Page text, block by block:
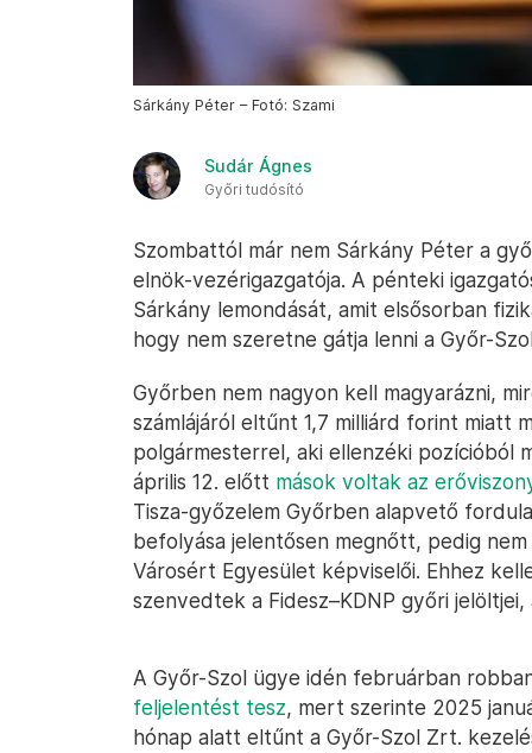
Sárkány Péter – Fotó: Szami
Sudár Ágnes
Győri tudósító
Szombattól már nem Sárkány Péter a
elnök-vezérigazgatója. A pénteki
Sárkány lemondását, amit elsősorban
hogy nem szeretne gátja lenni a Győr-
Győrben nem nagyon kell magyarázni,
számlájáról eltűnt 1,7 milliárd forint miatt
polgármesterrel, aki ellenzéki pozícióból
április 12. előtt mások voltak az
Tisza-győzelem Győrben alapvető
befolyása jelentősen megnőtt, pedig
Városért Egyesület képviselői. Ehhez
szenvedtek a Fidesz–KDNP győri
A Győr-Szol ügye idén februárban
feljelentést tesz, mert szerinte 2025
hónap alatt eltűnt a Győr-Szol Zrt.